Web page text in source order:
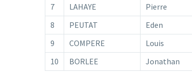
7
LAHAYE Pierre
8
PEUTAT Eden
9
COMPERE Louis
10
BORLEE Jonathan